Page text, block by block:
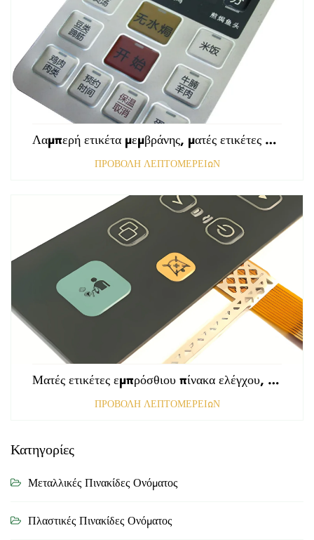
Λαμπερή ετικέτα μεμβράνης, ματές ετικέτες εμπρόσθιου πίνακα ελέγχου, ανάγλυφες ετικέτες πολυκαρβονικού, γραφικές επικαλύψεις
ΠΡΟΒΟΛΗ ΛΕΠΤΟΜΕΡΕΙΩΝ
Ματές ετικέτες εμπρόσθιου πίνακα ελέγχου, τρυπημένες με αμαυρωμένη επιφάνεια, πάχους 0,25 mm, ετικέτες από πολυκαρβονικό ή PVC
ΠΡΟΒΟΛΗ ΛΕΠΤΟΜΕΡΕΙΩΝ
Κατηγορίες
Μεταλλικές Πινακίδες Ονόματος
Πλαστικές Πινακίδες Ονόματος